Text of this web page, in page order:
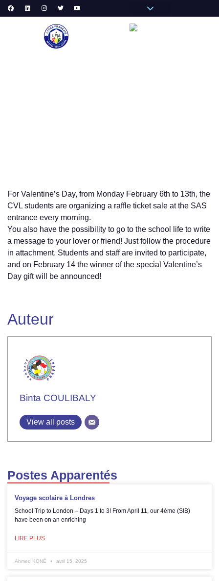
For Valentine’s Day, from Monday February 6th to 13th, the
CVL students are organizing a raffle ticket sale at the SAS
entrance every morning.
You also have the possibility to go to the school life to write
a message to your lover or friend! Just follow the procedure
in attachment. Students and staff are invited to participate,
and on February 14 the winner of the special Valentine’s
Day gift will be announced!
Auteur
Binta COULIBALY
View all posts
Postes Apparentés
Voyage scolaire à Londres
School Trip to London – Days 1 to 3! From April 11, our 4ème (SIB)
have been on an enriching
LIRE PLUS
Ahmed KONÉ avril 15, 2025